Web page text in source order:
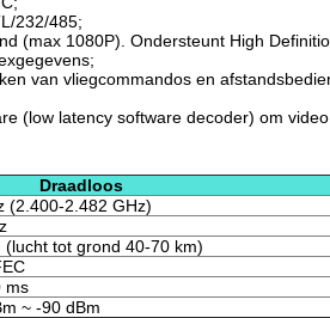
232/485;
(max 1080P). Ondersteunt High
van vliegcommandos en
(low latency software decoder) om
Draadloos
(2.400-2.482 GHz)
(lucht tot grond 40-70 km)
ms
~ -90 dBm